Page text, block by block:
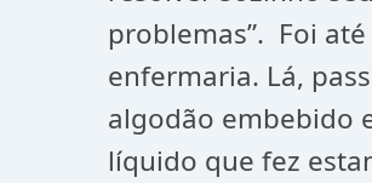
problemas”. Foi até
enfermaria. Lá,
algodão embebido
líquido que fez